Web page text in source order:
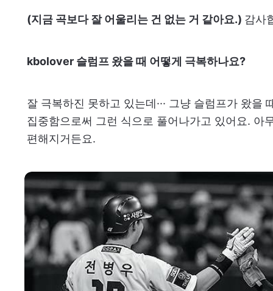
(지금 곡보다 잘 어울리는 건 없는 거 같아요.) 감사
kbolover 슬럼프 왔을 때 어떻게 극복하나요?
잘 극복하진 못하고 있는데··· 그냥 슬럼프가 왔을
집중함으로써 그런 식으로 풀어나가고 있어요. 아
편해지거든요.